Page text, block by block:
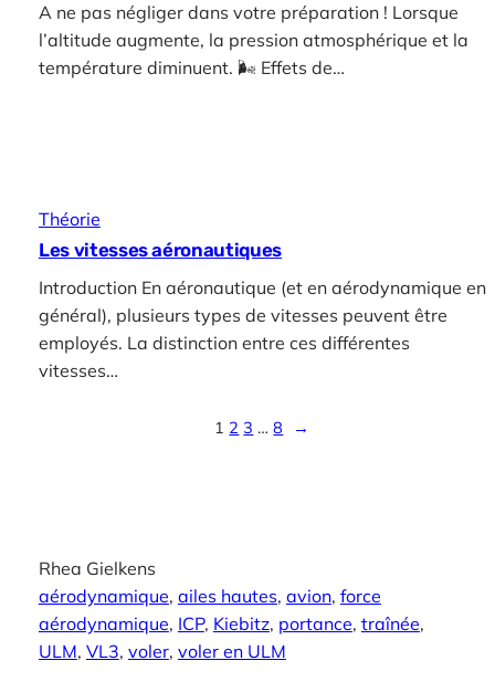
A ne pas négliger dans votre préparation ! Lorsque
l’altitude augmente, la pression atmosphérique et la
température diminuent. 🌬️ Effets de…
Théorie
Les vitesses aéronautiques
Introduction En aéronautique (et en aérodynamique en
général), plusieurs types de vitesses peuvent être
employés. La distinction entre ces différentes
vitesses…
1 2 3 … 8 →
Rhea Gielkens
aérodynamique, ailes hautes, avion, force
aérodynamique, ICP, Kiebitz, portance, traînée
ULM, VL3, voler, voler en ULM